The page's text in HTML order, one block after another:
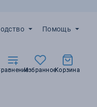
Помощь
ИзбранноеКорзина